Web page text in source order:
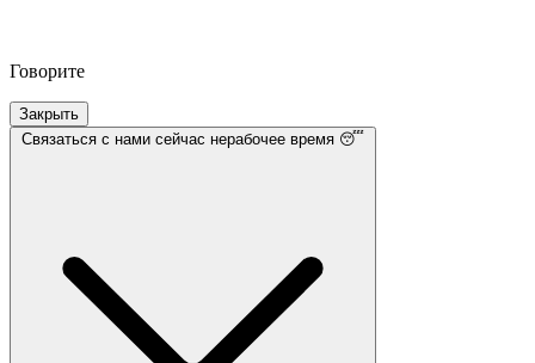
Говорите
Закрыть
Связаться с нами сейчас нерабочее время 😴